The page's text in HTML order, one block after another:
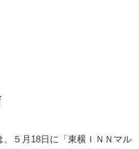
５月18日に「東横ＩＮＮマル